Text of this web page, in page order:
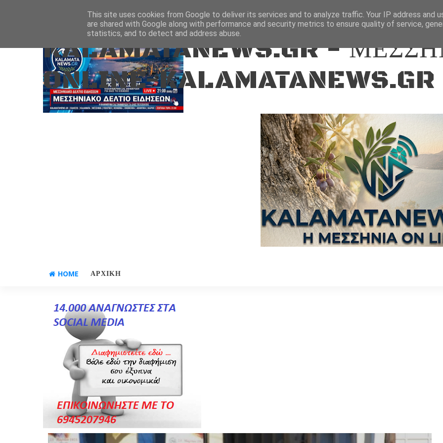
Aug 7, 2026
KALAMATANEWS.GR -
ONLINE-KALAMATANEWS.GR
HOME ΑΡΧΙΚΗ
This site uses cookies from Google to deliver its services and to analyze traffic. Your IP address and
are shared with Google along with performance and security metrics to ensure quality of service,
statistics, and to detect and address abuse.